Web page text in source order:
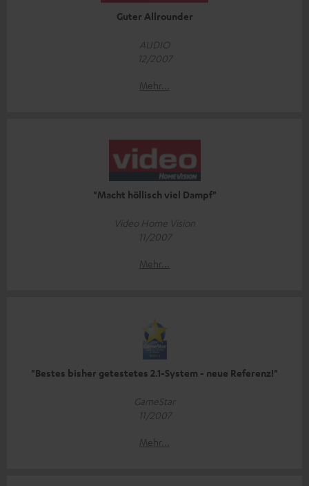
Guter Allrounder
AUDIO
12/2007
Mehr...
"Macht höllisch viel Dampf"
Video Home Vision
11/2007
Mehr...
"Bestes bisher getestetes 2.1-System - neue Referenz!"
GameStar
11/2007
Mehr...